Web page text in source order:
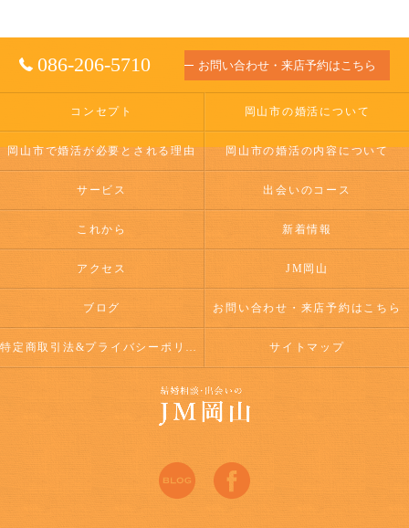
086-206-5710 お問い合わせ・来店予約はこちら
コンセプト 岡山市の婚活について
岡山市で婚活が必要とされる理由 岡山市の婚活の内容について
サービス 出会いのコース
これから 新着情報
アクセス JM岡山
ブログ お問い合わせ・来店予約はこちら
特定商取引法&プライバシーポリシー サイトマップ